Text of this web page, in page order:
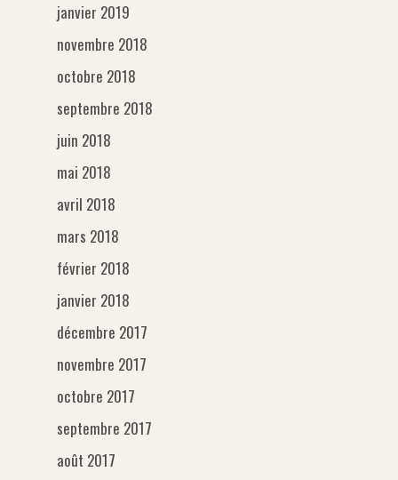
janvier 2019
novembre 2018
octobre 2018
septembre 2018
juin 2018
mai 2018
avril 2018
mars 2018
février 2018
janvier 2018
décembre 2017
novembre 2017
octobre 2017
septembre 2017
août 2017